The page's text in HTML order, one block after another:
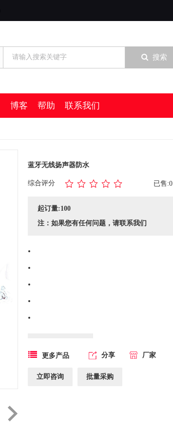
搜索
博客 帮助 联系我们
蓝牙无线扬声器防水
综合评分 已售:0
起订量:100
注：如果您有任何问题，请联系我们
更多产品 分享 厂家
立即咨询 批量采购